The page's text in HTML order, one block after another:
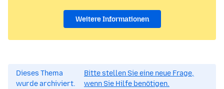
Weitere Informationen
Dieses Thema
wurde archiviert.
Bitte stellen Sie eine neue Frage,
wenn Sie Hilfe benötigen.